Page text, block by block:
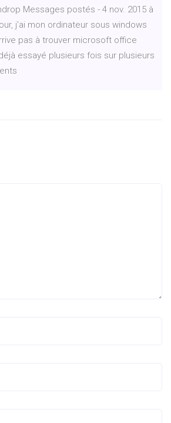
Messages postés - 4 nov. 2015 à
j'ai mon ordinateur sous windows
pas à trouver microsoft office
essayé plusieurs fois sur plusieurs